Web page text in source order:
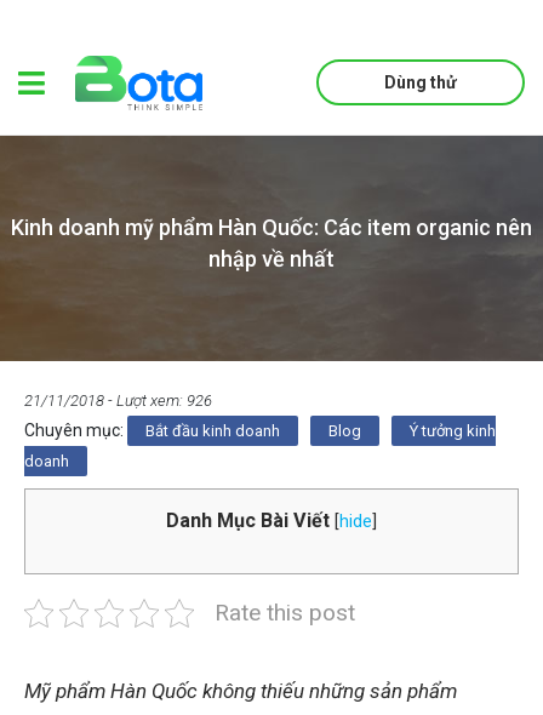
Dùng thử
Kinh doanh mỹ phẩm Hàn Quốc: Các item organic nên
nhập về nhất
21/11/2018 - Lượt xem: 926
Chuyên mục: Bắt đầu kinh doanh Blog
Ý tưởng kinh
doanh
Danh Mục Bài Viết [hide
Rate this post
Mỹ phẩm Hàn Quốc không thiếu những sản phẩm